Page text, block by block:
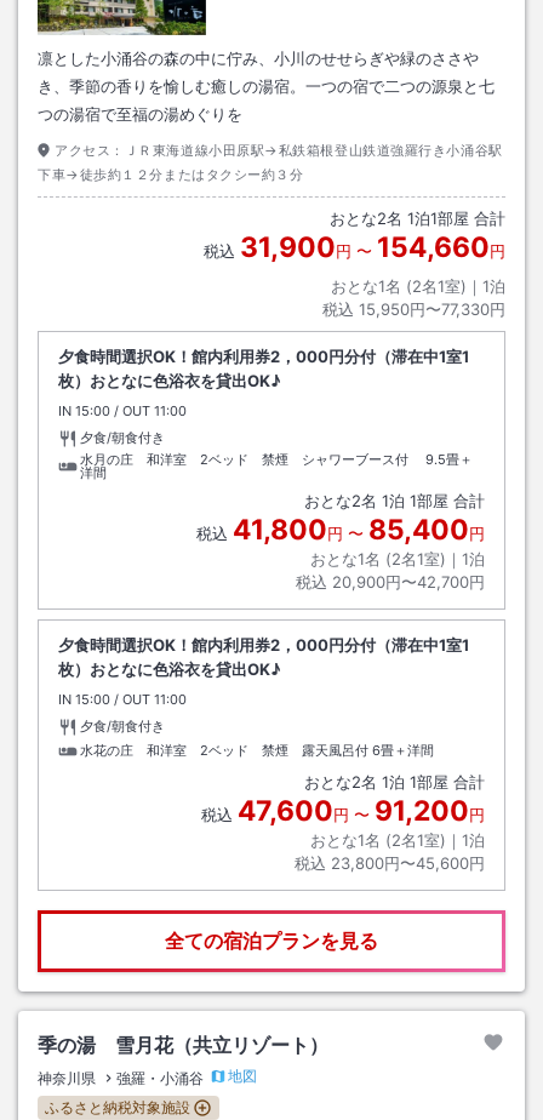
凛とした小涌谷の森の中に佇み、小川のせせらぎや緑のささや
き、季節の香りを愉しむ癒しの湯宿。一つの宿で二つの源泉と七
つの湯宿で至福の湯めぐりを
アクセス：
ＪＲ東海道線小田原駅→私鉄箱根登山鉄道強羅行き小涌谷駅
下車→徒歩約１２分またはタクシー約３分
おとな2名 1泊1部屋 合計
税込 31,900円 〜 154,660円
おとな1名 (2名1室)｜ 1泊
税込 15,950円〜77,330円
夕食時間選択OK！館内利用券2，000円分付（滞在中1室1
枚）おとなに色浴衣を貸出OK♪
IN チェックイン
15:00 / OUT チェックアウト
11:00
夕食/朝食付き
水月の庄 和洋室 2ベッド 禁煙 シャワーブース付
9.5畳＋
洋間
おとな2名 1泊 1部屋 合計
税込 41,800円 〜 85,400円
おとな1名 (2名1室)｜ 1泊
税込 20,900円〜42,700円
夕食時間選択OK！館内利用券2，000円分付（滞在中1室1
枚）おとなに色浴衣を貸出OK♪
IN チェックイン
15:00 / OUT チェックアウト
11:00
夕食/朝食付き
水花の庄 和洋室 2ベッド 禁煙 露天風呂付 6畳＋洋間
おとな2名 1泊 1部屋 合計
税込 47,600円 〜 91,200円
おとな1名 (2名1室)｜ 1泊
税込 23,800円〜45,600円
全ての宿泊プランを見る
季の湯 雪月花（共立リゾート）
神奈川県 強羅・小涌谷
地図
ふるさと納税対象施設